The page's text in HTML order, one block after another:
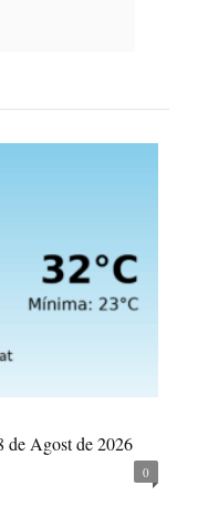
de Agost de 2026
0